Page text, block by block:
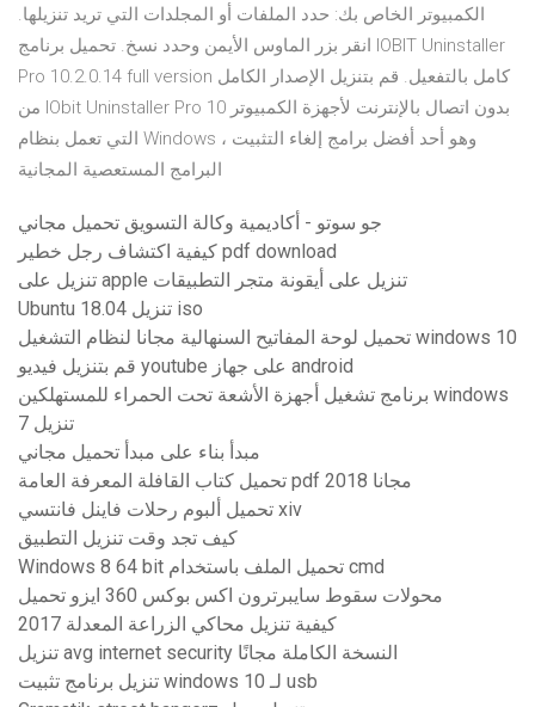
الكمبيوتر الخاص بك: حدد الملفات أو المجلدات التي تريد تنزيلها.
انقر بزر الماوس الأيمن وحدد نسخ. تحميل برنامج IOBIT Uninstaller
Pro 10.2.0.14 full version كامل بالتفعيل. قم بتنزيل الإصدار الكامل
من IObit Uninstaller Pro 10 بدون اتصال بالإنترنت لأجهزة الكمبيوتر
التي تعمل بنظام Windows ، وهو أحد أفضل برامج إلغاء التثبيت
البرامج المستعصية المجانية
جو سوتو - أكاديمية وكالة التسويق تحميل مجاني
كيفية اكتشاف رجل خطير pdf download
تنزيل على apple تنزيل على أيقونة متجر التطبيقات
Ubuntu 18.04 تنزيل iso
تحميل لوحة المفاتيح السنهالية مجانا لنظام التشغيل windows 10
قم بتنزيل فيديو youtube على جهاز android
برنامج تشغيل أجهزة الأشعة تحت الحمراء للمستهلكين windows
7 تنزيل
مبدأ بناء على مبدأ تحميل مجاني
تحميل كتاب القافلة المعرفة العامة pdf 2018 مجانا
تحميل ألبوم رحلات فاينل فانتسي xiv
كيف تجد وقت تنزيل التطبيق
Windows 8 64 bit تحميل الملف باستخدام cmd
محولات سقوط سايبرترون اكس بوكس ​​360 ايزو تحميل
كيفية تنزيل محاكي الزراعة المعدلة 2017
تنزيل avg internet security النسخة الكاملة مجانًا
تنزيل برنامج تثبيت windows 10 لـ usb